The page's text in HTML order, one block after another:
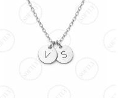
precios:
desde
€ 13,50
hasta
€ 17,00